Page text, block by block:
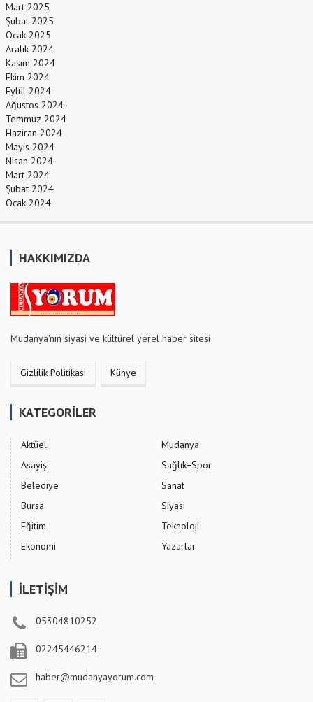
Mart 2025
Şubat 2025
Ocak 2025
Aralık 2024
Kasım 2024
Ekim 2024
Eylül 2024
Ağustos 2024
Temmuz 2024
Haziran 2024
Mayıs 2024
Nisan 2024
Mart 2024
Şubat 2024
Ocak 2024
HAKKIMIZDA
Mudanya'nın siyasi ve kültürel yerel haber sitesi
Gizlilik Politikası Künye
KATEGORİLER
Aktüel
Asayiş
Belediye
Bursa
Eğitim
Ekonomi
Mudanya
Sağlık+Spor
Sanat
Siyasi
Teknoloji
Yazarlar
İLETİŞİM
05304810252
02245446214
haber@mudanyayorum.com